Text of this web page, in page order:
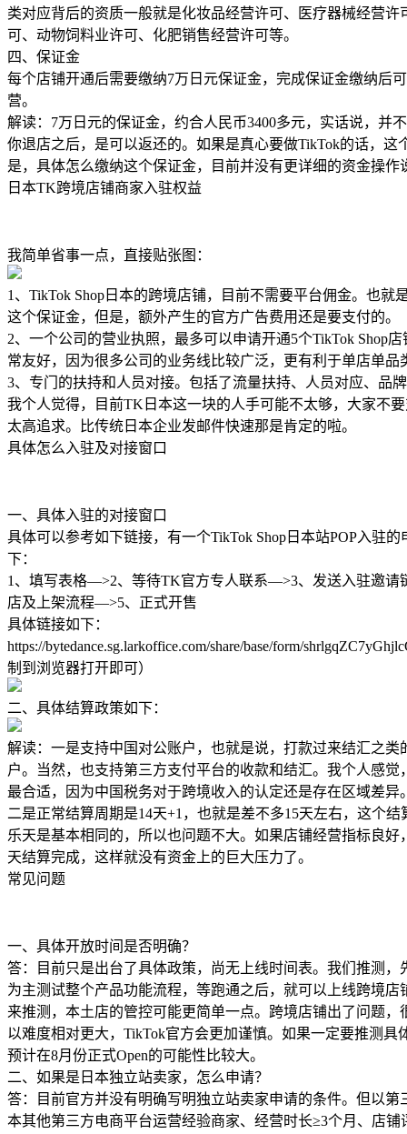
类对应背后的资质一般就是化妆品经营许可、医疗器械经营许
可、动物饲料业许可、化肥销售经营许可等。
四、保证金
每个店铺开通后需要缴纳7万日元保证金，完成保证金缴纳后
营。
解读：7万日元的保证金，约合人民币3400多元，实话说，并
你退店之后，是可以返还的。如果是真心要做TikTok的话，这
是，具体怎么缴纳这个保证金，目前并没有更详细的资金操作
日本TK跨境店铺商家入驻权益
我简单省事一点，直接贴张图：
1、TikTok Shop日本的跨境店铺，目前不需要平台佣金。也就
这个保证金，但是，额外产生的官方广告费用还是要支付的。
2、一个公司的营业执照，最多可以申请开通5个TikTok Shop
常友好，因为很多公司的业务线比较广泛，更有利于单店单品
3、专门的扶持和人员对接。包括了流量扶持、人员对应、品
我个人觉得，目前TK日本这一块的人手可能不太够，大家不
太高追求。比传统日本企业发邮件快速那是肯定的啦。
具体怎么入驻及对接窗口
一、具体入驻的对接窗口
具体可以参考如下链接，有一个TikTok Shop日本站POP入驻
下：
1、填写表格—>2、等待TK官方专人联系—>3、发送入驻邀请
店及上架流程—>5、正式开售
具体链接如下：
https://bytedance.sg.larkoffice.com/share/base/form/
制到浏览器打开即可）
二、具体结算政策如下：
解读：一是支持中国对公账户，也就是说，打款过来结汇之类
户。当然，也支持第三方支付平台的收款和结汇。我个人感觉
最合适，因为中国税务对于跨境收入的认定还是存在区域差异
二是正常结算周期是14天+1，也就是差不多15天左右，这个结
乐天是基本相同的，所以也问题不大。如果店铺经营指标良好
天结算完成，这样就没有资金上的巨大压力了。
常见问题
一、具体开放时间是否明确？
答：目前只是出台了具体政策，尚无上线时间表。我们推测，
为主测试整个产品功能流程，等跑通之后，就可以上线跨境店
来推测，本土店的管控可能更简单一点。跨境店铺出了问题，
以难度相对更大，TikTok官方会更加谨慎。如果一定要推测具
预计在8月份正式Open的可能性比较大。
二、如果是日本独立站卖家，怎么申请？
答：目前官方并没有明确写明独立站卖家申请的条件。但以第
本其他第三方电商平台运营经验商家、 经营时长≥3个月、店铺